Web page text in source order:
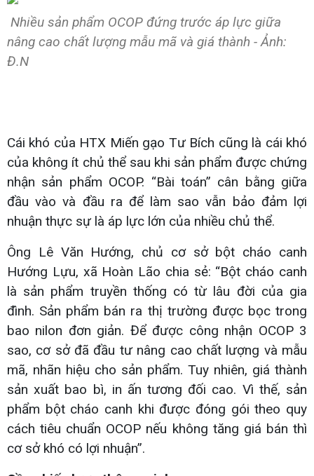
Nhiều sản phẩm OCOP đứng trước áp lực giữa
nâng cao chất lượng mẫu mã và giá thành - Ảnh:
Đ.N
Cái khó của HTX Miến gạo Tư Bích cũng là cái khó
của không ít chủ thể sau khi sản phẩm được chứng
nhận sản phẩm OCOP. “Bài toán” cân bằng giữa
đầu vào và đầu ra để làm sao vẫn bảo đảm lợi
nhuận thực sự là áp lực lớn của nhiều chủ thể.
Ông Lê Văn Hướng, chủ cơ sở bột cháo canh
Hướng Lựu, xã Hoàn Lão chia sẻ: “Bột cháo canh
là sản phẩm truyền thống có từ lâu đời của gia
đình. Sản phẩm bán ra thị trường được bọc trong
bao nilon đơn giản. Để được công nhận OCOP 3
sao, cơ sở đã đầu tư nâng cao chất lượng và mẫu
mã, nhãn hiệu cho sản phẩm. Tuy nhiên, giá thành
sản xuất bao bì, in ấn tương đối cao. Vì thế, sản
phẩm bột cháo canh khi được đóng gói theo quy
cách tiêu chuẩn OCOP nếu không tăng giá bán thì
cơ sở khó có lợi nhuận”.